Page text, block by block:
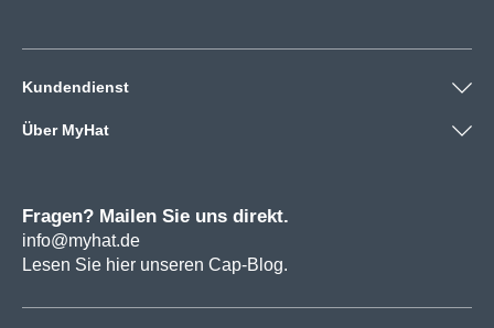
Kundendienst
Über MyHat
Fragen? Mailen Sie uns direkt.
info@myhat.de
Lesen Sie hier unseren Cap-Blog.